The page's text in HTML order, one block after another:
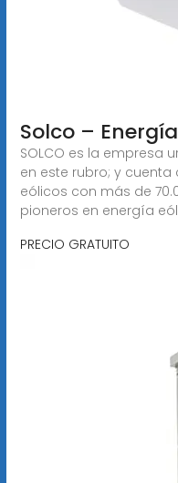
Solco –
SOLCO es la empresa
en este rubro; y
eólicos con más de
pioneros en energía
PRECIO GRATUITO